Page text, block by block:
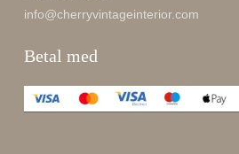
info@cherryvintageinterior.com
Betal med